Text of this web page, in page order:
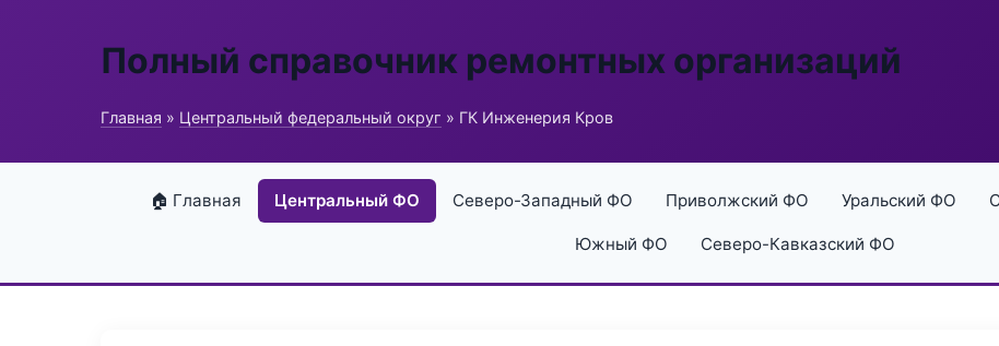
Полный справочник ремонтных организаций
Главная » Центральный федеральный округ » ГК Инженерия Кров
🏠 Главная Центральный ФО Северо-Западный ФО Приволжский ФО Уральский ФО
Южный ФО Северо-Кавказский ФО